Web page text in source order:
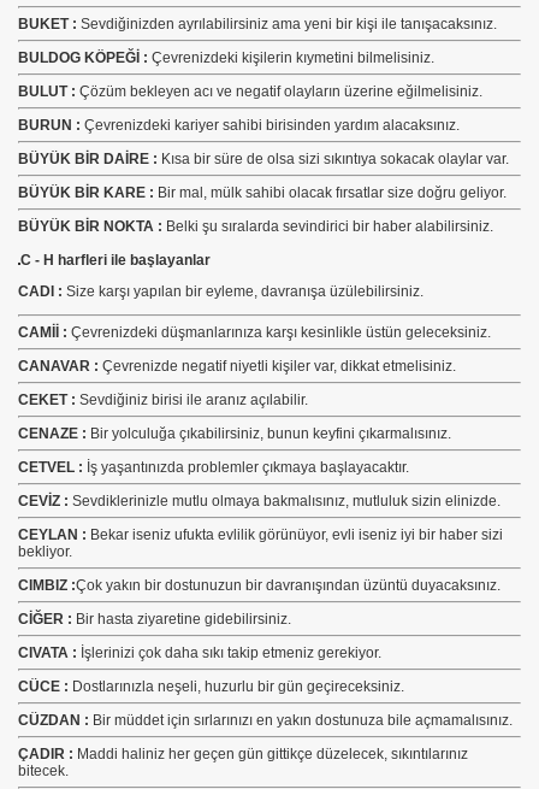
BUKET : Sevdiğinizden ayrılabilirsiniz ama yeni bir kişi ile tanışacaksınız.
BULDOG KÖPEĞİ : Çevrenizdeki kişilerin kıymetini bilmelisiniz.
BULUT : Çözüm bekleyen acı ve negatif olayların üzerine eğilmelisiniz.
BURUN : Çevrenizdeki kariyer sahibi birisinden yardım alacaksınız.
BÜYÜK BİR DAİRE : Kısa bir süre de olsa sizi sıkıntıya sokacak olaylar var.
BÜYÜK BİR KARE : Bir mal, mülk sahibi olacak fırsatlar size doğru geliyor.
BÜYÜK BİR NOKTA : Belki şu sıralarda sevindirici bir haber alabilirsiniz.
C - H harfleri ile başlayanlar
CADI : Size karşı yapılan bir eyleme, davranışa üzülebilirsiniz.
CAMİİ : Çevrenizdeki düşmanlarınıza karşı kesinlikle üstün geleceksiniz.
CANAVAR : Çevrenizde negatif niyetli kişiler var, dikkat etmelisiniz.
CEKET : Sevdiğiniz birisi ile aranız açılabilir.
CENAZE : Bir yolculuğa çıkabilirsiniz, bunun keyfini çıkarmalısınız.
CETVEL : İş yaşantınızda problemler çıkmaya başlayacaktır.
CEVİZ : Sevdiklerinizle mutlu olmaya bakmalısınız, mutluluk sizin elinizde.
CEYLAN : Bekar iseniz ufukta evlilik görünüyor, evli iseniz iyi bir haber sizi
bekliyor.
CIMBIZ :Çok yakın bir dostunuzun bir davranışından üzüntü duyacaksınız.
CİĞER : Bir hasta ziyaretine gidebilirsiniz.
CIVATA : İşlerinizi çok daha sıkı takip etmeniz gerekiyor.
CÜCE : Dostlarınızla neşeli, huzurlu bir gün geçireceksiniz.
CÜZDAN : Bir müddet için sırlarınızı en yakın dostunuza bile açmamalısınız.
ÇADIR : Maddi haliniz her geçen gün gittikçe düzelecek, sıkıntılarınız
bitecek.